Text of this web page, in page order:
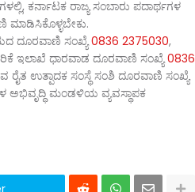
ಕರ್ನಾಟಕ ರಾಜ್ಯ ಸಂಬಾರು ಪದಾರ್ಥಗಳ
ದೂರವಾಣಿ ಸಂಖ್ಯೆ0836 2375030,
ಇಲಾಖೆ ಧಾರವಾಡ ದೂರವಾಣಿ ಸಂಖ್ಯೆ0836
ಉತ್ಪಾದಕ ಸಂಸ್ಥೆ ಸಂಶಿ ದೂರವಾಣಿ ಸಂಖ್ಯೆ
ಅಭಿವೃದ್ಧಿ ಮಂಡಳಿಯ ವ್ಯವಸ್ಥಾಪಕ